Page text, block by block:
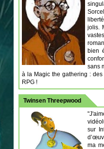
jolis.
bien
sans
à la Magic the gathering :
RPG !
Twinsen Threepwood
sur
ma